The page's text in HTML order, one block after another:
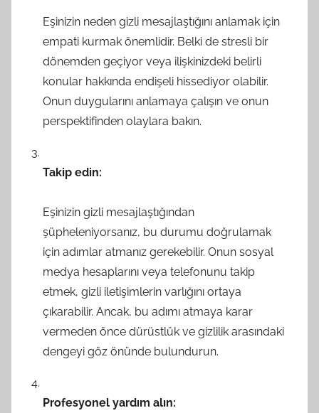
Eşinizin neden gizli mesajlaştığını anlamak için
empati kurmak önemlidir. Belki de stresli bir
dönemden geçiyor veya ilişkinizdeki belirli
konular hakkında endişeli hissediyor olabilir.
Onun duygularını anlamaya çalışın ve onun
perspektifinden olaylara bakın.
Takip edin:
Eşinizin gizli mesajlaştığından
şüpheleniyorsanız, bu durumu doğrulamak
için adımlar atmanız gerekebilir. Onun sosyal
medya hesaplarını veya telefonunu takip
etmek, gizli iletişimlerin varlığını ortaya
çıkarabilir. Ancak, bu adımı atmaya karar
vermeden önce dürüstlük ve gizlilik arasındaki
dengeyi göz önünde bulundurun.
Profesyonel yardım alın: